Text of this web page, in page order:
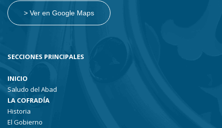
> Ver en Google Maps
SECCIONES PRINCIPALES
INICIO
Saludo del Abad
LA COFRADÍA
Historia
El Gobierno